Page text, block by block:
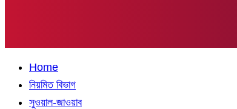
Home
নিয়মিত বিভাগ
সুওয়াল-জাওয়াব